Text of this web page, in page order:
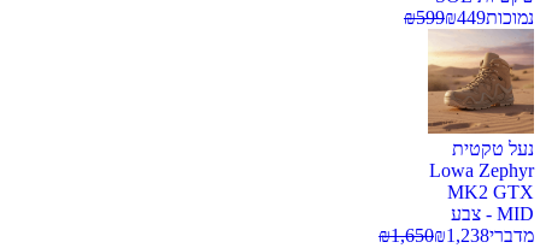
נמוכות
₪449
₪599
נעל טקטית
Lowa Zephyr
MK2 GTX
MID - צבע
מדברי
₪1,238
₪1,650